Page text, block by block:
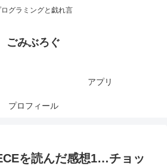
ログラミングと戯れ言
ごみぶろぐ
アプリ
プロフィール
を読んだ感想1…チョッ